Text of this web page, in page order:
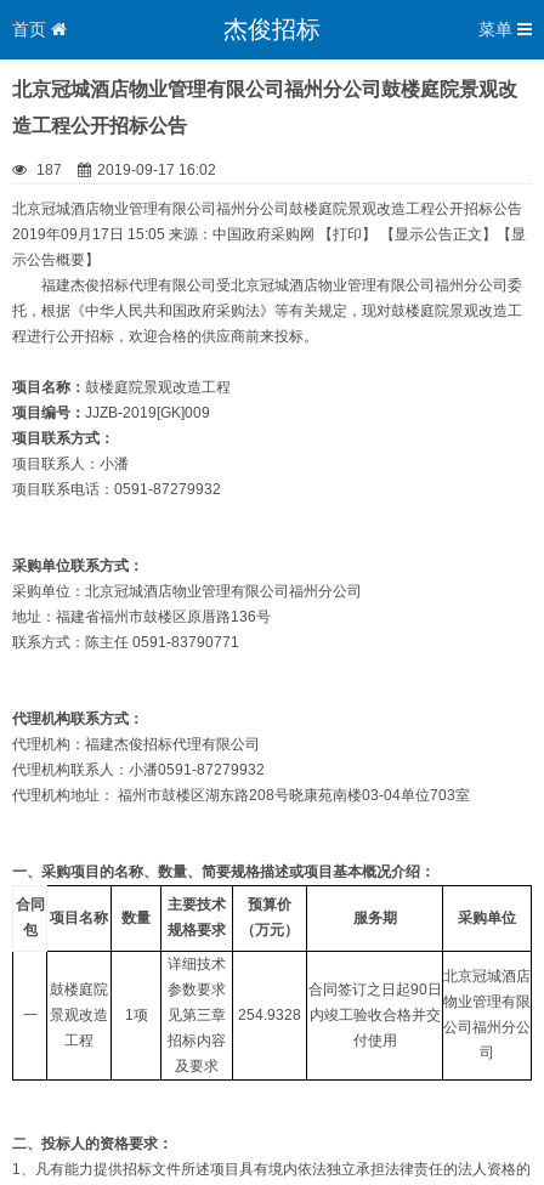
首页 杰俊招标 菜单
北京冠城酒店物业管理有限公司福州分公司鼓楼庭院景观改
造工程公开招标公告
187 2019-09-17 16:02
北京冠城酒店物业管理有限公司福州分公司鼓楼庭院景观改造工程公开招标公告
2019年09月17日 15:05 来源：中国政府采购网 【打印】 【显示公告正文】【显
示公告概要】
福建杰俊招标代理有限公司受北京冠城酒店物业管理有限公司福州分公司委
托，根据《中华人民共和国政府采购法》等有关规定，现对鼓楼庭院景观改造工
程进行公开招标，欢迎合格的供应商前来投标。
项目名称： 鼓楼庭院景观改造工程
项目编号： JJZB-2019[GK]009
项目联系方式：
项目联系人：小潘
项目联系电话：0591-87279932
采购单位联系方式：
采购单位：北京冠城酒店物业管理有限公司福州分公司
地址：福建省福州市鼓楼区原厝路136号
联系方式：陈主任 0591-83790771
代理机构联系方式：
代理机构：福建杰俊招标代理有限公司
代理机构联系人：小潘0591-87279932
代理机构地址： 福州市鼓楼区湖东路208号晓康苑南楼03-04单位703室
一、采购项目的名称、数量、简要规格描述或项目基本概况介绍：
合同
包
项目名称 数量
主要技术
规格要求
预算价
（万元）
服务期 采购单位
一
鼓楼庭院
景观改造
工程
1项
详细技术
参数要求
见第三章
招标内容
及要求
254.9328
合同签订之日起90日
内竣工验收合格并交
付使用
北京冠城酒店
物业管理有限
公司福州分公
司
二、投标人的资格要求：
1、凡有能力提供招标文件所述项目具有境内依法独立承担法律责任的法人资格的